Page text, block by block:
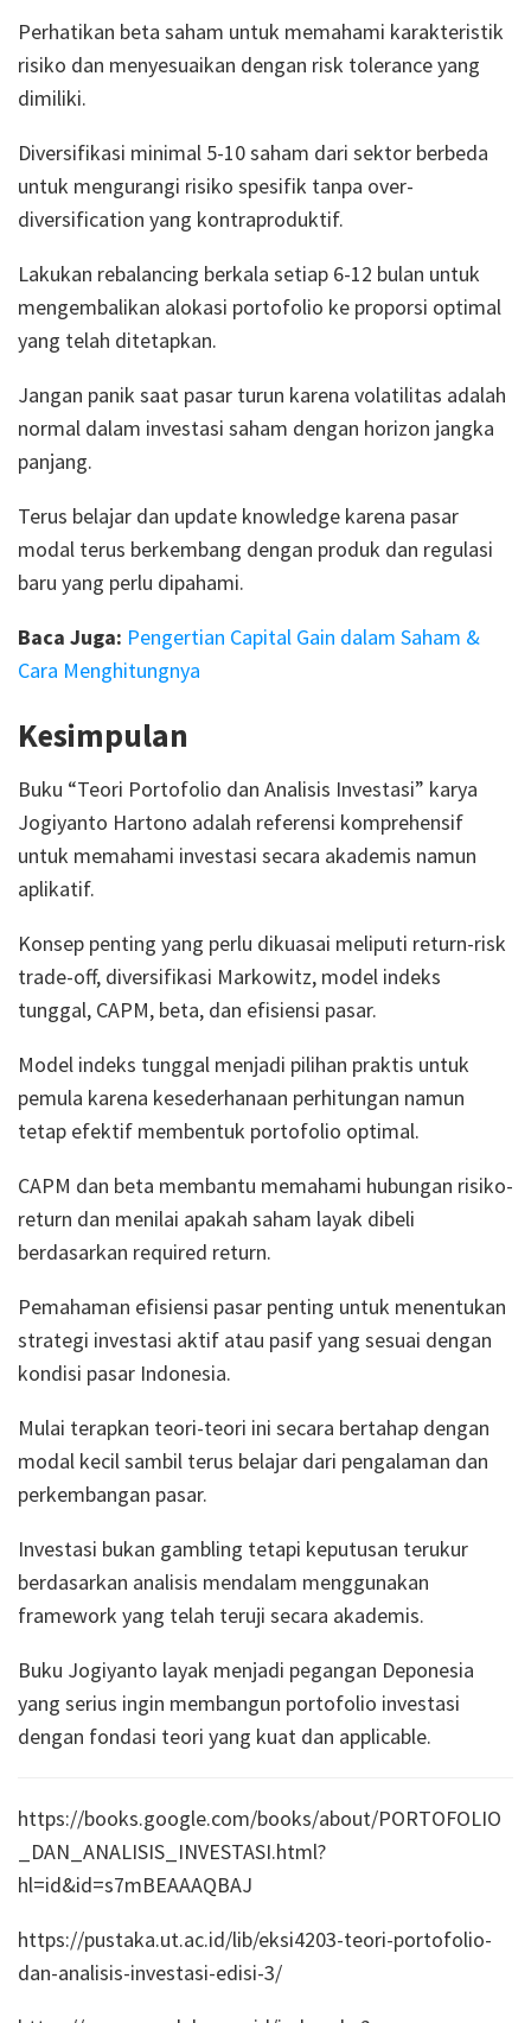
Perhatikan beta saham untuk memahami karakteristik
risiko dan menyesuaikan dengan risk tolerance yang
dimiliki.
Diversifikasi minimal 5-10 saham dari sektor berbeda
untuk mengurangi risiko spesifik tanpa over-
diversification yang kontraproduktif.
Lakukan rebalancing berkala setiap 6-12 bulan untuk
mengembalikan alokasi portofolio ke proporsi optimal
yang telah ditetapkan.
Jangan panik saat pasar turun karena volatilitas adalah
normal dalam investasi saham dengan horizon jangka
panjang.
Terus belajar dan update knowledge karena pasar
modal terus berkembang dengan produk dan regulasi
baru yang perlu dipahami.
Baca Juga: Pengertian Capital Gain dalam Saham &
Cara Menghitungnya
Kesimpulan
Buku “Teori Portofolio dan Analisis Investasi” karya
Jogiyanto Hartono adalah referensi komprehensif
untuk memahami investasi secara akademis namun
aplikatif.
Konsep penting yang perlu dikuasai meliputi return-risk
trade-off, diversifikasi Markowitz, model indeks
tunggal, CAPM, beta, dan efisiensi pasar.
Model indeks tunggal menjadi pilihan praktis untuk
pemula karena kesederhanaan perhitungan namun
tetap efektif membentuk portofolio optimal.
CAPM dan beta membantu memahami hubungan risiko-
return dan menilai apakah saham layak dibeli
berdasarkan required return.
Pemahaman efisiensi pasar penting untuk menentukan
strategi investasi aktif atau pasif yang sesuai dengan
kondisi pasar Indonesia.
Mulai terapkan teori-teori ini secara bertahap dengan
modal kecil sambil terus belajar dari pengalaman dan
perkembangan pasar.
Investasi bukan gambling tetapi keputusan terukur
berdasarkan analisis mendalam menggunakan
framework yang telah teruji secara akademis.
Buku Jogiyanto layak menjadi pegangan Deponesia
yang serius ingin membangun portofolio investasi
dengan fondasi teori yang kuat dan applicable.
https://books.google.com/books/about/PORTOFOLIO
_DAN_ANALISIS_INVESTASI.html?
hl=id&id=s7mBEAAAQBAJ
https://pustaka.ut.ac.id/lib/eksi4203-teori-portofolio-
dan-analisis-investasi-edisi-3/